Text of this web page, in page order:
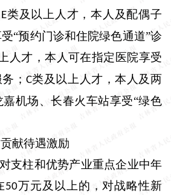
E类及以上人才，本人及配偶子
“预约门诊和住院绿色通道”诊
人才，本人可在指定医院享受
； C类及以上人才，本人及两
机场、长春火车站享受“绿色
献待遇激励
对支柱和优势产业重点企业中年
50万元及以上的，对战略性新